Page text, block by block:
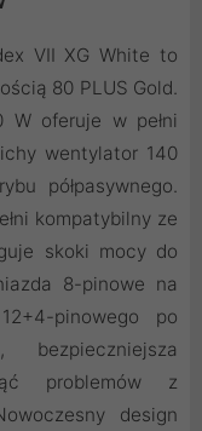
VII XG White to
80 PLUS Gold.
W oferuje w pełni
wentylator 140
półpasywnego.
kompatybilny ze
skoki mocy do
8-pinowe na
pinowego po
bezpieczniejsza
problemów z
design